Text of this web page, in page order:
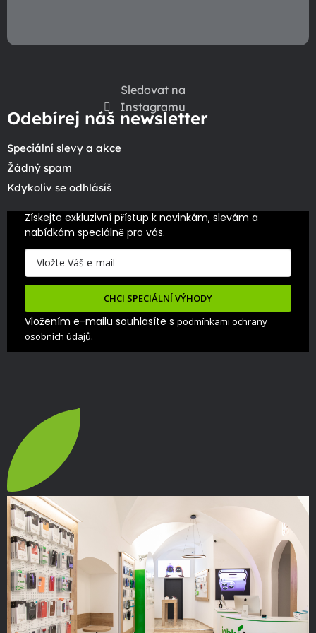
Sledovat na
Instagramu
Odebírej náš newsletter
Speciální slevy a akce
Žádný spam
Kdykoliv se odhlásíš
Získejte exkluzivní přístup k novinkám, slevám a
nabídkám speciálně pro vás.
CHCI SPECIÁLNÍ VÝHODY
Vložením e-mailu souhlasíte s podmínkami ochrany
osobních údajů.